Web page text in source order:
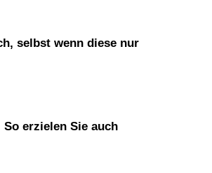
selbst wenn diese nur
erzielen Sie auch